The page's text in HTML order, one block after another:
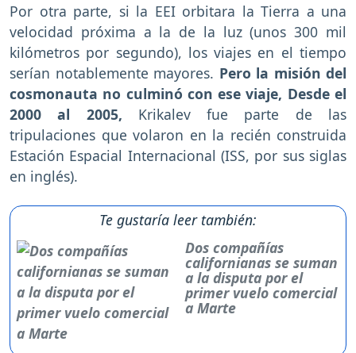
Por otra parte, si la EEI orbitara la Tierra a una
velocidad próxima a la de la luz (unos 300 mil
kilómetros por segundo), los viajes en el tiempo
serían notablemente mayores. Pero la misión del
cosmonauta no culminó con ese viaje, Desde el
2000 al 2005, Krikalev fue parte de las
tripulaciones que volaron en la recién construida
Estación Espacial Internacional (ISS, por sus siglas
en inglés).
Te gustaría leer también:
Dos compañías
californianas se suman
a la disputa por el
primer vuelo comercial
a Marte